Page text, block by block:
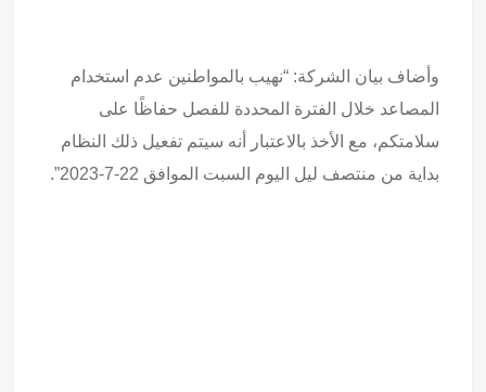
وأضاف بيان الشركة: “نهيب بالمواطنين عدم استخدام
المصاعد خلال الفترة المحددة للفصل حفاظًا على
سلامتكم، مع الأخذ بالاعتبار أنه سيتم تفعيل ذلك النظام
بداية من منتصف ليل اليوم السبت الموافق 22-7-2023”.